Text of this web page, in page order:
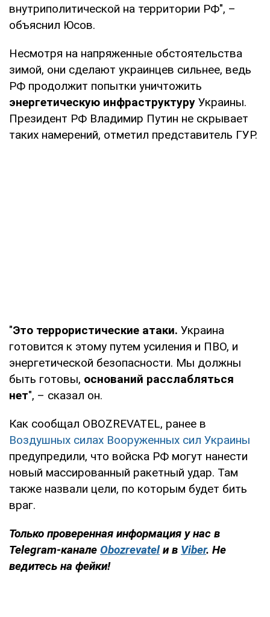
внутриполитической на территории РФ", –
объяснил Юсов.
Несмотря на напряженные обстоятельства
зимой, они сделают украинцев сильнее, ведь
РФ продолжит попытки уничтожить
энергетическую инфраструктуру Украины.
Президент РФ Владимир Путин не скрывает
таких намерений, отметил представитель ГУР.
"Это террористические атаки. Украина
готовится к этому путем усиления и ПВО, и
энергетической безопасности. Мы должны
быть готовы, оснований расслабляться
нет", – сказал он.
Как сообщал OBOZREVATEL, ранее в
Воздушных силах Вооруженных сил Украины
предупредили, что войска РФ могут нанести
новый массированный ракетный удар. Там
также назвали цели, по которым будет бить
враг.
Только проверенная информация у нас в
Telegram-канале Obozrevatel и в Viber. Не
ведитесь на фейки!